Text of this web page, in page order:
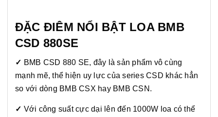
ĐẶC ĐIÊM NỔI BẬT LOA BMB
CSD 880SE
✓ BMB CSD 880 SE, đây là sản phẩm vô cùng
mạnh mẽ, thể hiện uy lực của series CSD khác hẳn
so với dòng BMB CSX hay BMB CSN.
✓ Với công suất cực dại lên đến 1000W loa có thể